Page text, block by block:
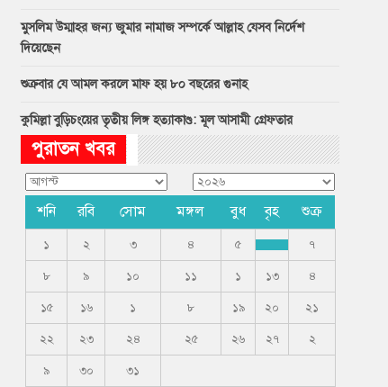
মুসলিম উম্মাহর জন্য জুমার নামাজ সম্পর্কে আল্লাহ যেসব নির্দেশ
দিয়েছেন
শুক্রবার যে আমল করলে মাফ হয় ৮০ বছরের গুনাহ
কুমিল্লা বুড়িচংয়ের তৃতীয় লিঙ্গ হত্যাকাণ্ড: মূল আসামী গ্রেফতার
পুরাতন খবর
শনি রবি সোম মঙ্গল বুধ বৃহ শুক্র
১ ২ ৩ ৪ ৫ ৭
৮ ৯ ১০ ১১ ১ ১৩ ৪
১৫ ১৬ ১ ৮ ১৯ ২০ ২১
২২ ২৩ ২৪ ২৫ ২৬ ২৭ ২
৯ ৩০ ৩১